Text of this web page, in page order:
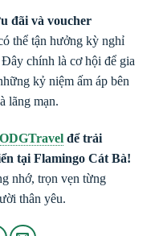
đãi và voucher
thể tận hưởng kỳ nghỉ
chính là cơ hội để gia
kỷ niệm ấm áp bên
lãng mạn.
ODGTravel để trải
tại Flamingo Cát Bà!
nhớ, trọn vẹn từng
thân yêu.